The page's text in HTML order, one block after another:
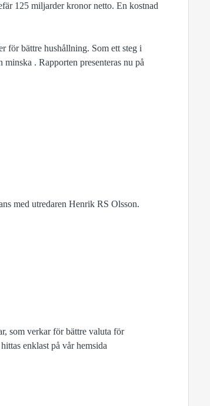
125 miljarder kronor netto. En kostnad
för bättre hushållning. Som ett steg i
. Rapporten presenteras nu på
med utredaren Henrik RS Olsson.
som verkar för bättre valuta för
enklast på vår hemsida